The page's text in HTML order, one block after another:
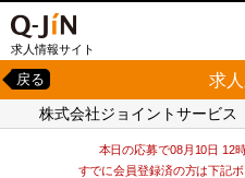
求人情報サイト
求
戻る
株式会社ジョイントサービス
本日の応募で08月10日 12
すでに会員登録済の方は下記